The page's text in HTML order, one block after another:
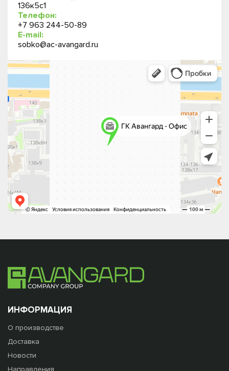
136к5с1
Телефон:
+7 963 244-50-89
E-mail:
sobko@ac-avangard.ru
ИНФОРМАЦИЯ
О производстве
Доставка
Новости
Направления